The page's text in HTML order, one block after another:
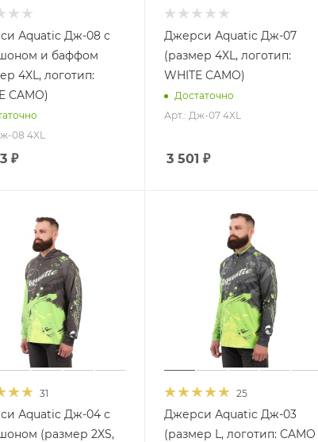
Аquatic Дж-08 с
и баффом
4XL, логотип:
CAMO)
08 4XL
₽
Джерси Аquatic Дж-07
(размер 4XL, логотип:
WHITE CAMO)
Достаточно
Арт.: Дж-07 4XL
3 501 ₽
31
Аquatic Дж-04 с
(размер 2XS,
25
Джерси Аquatic Дж-03
(размер L, логотип: CAMO